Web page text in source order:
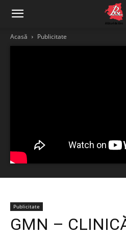
Acasă Publicitate
Publicitate
GMN –